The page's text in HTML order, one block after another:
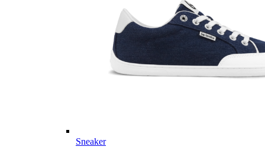
Sneaker